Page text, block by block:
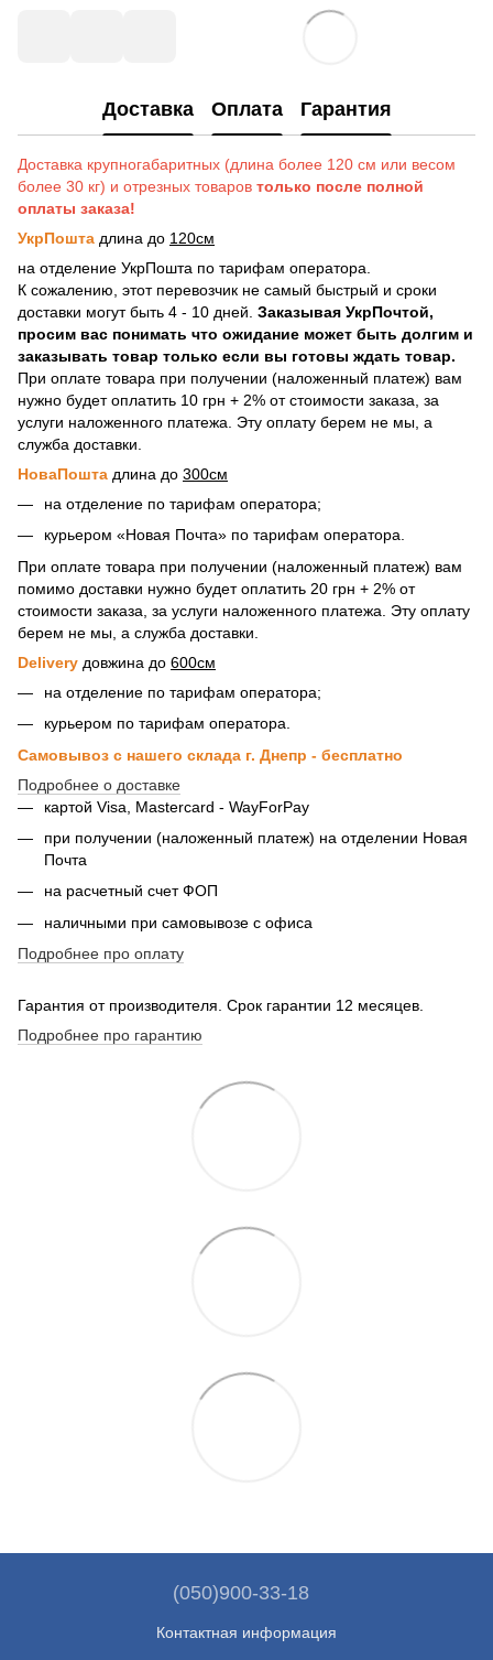
Доставка Оплата Гарантия
Доставка крупногабаритных (длина более 120 см или весом
более 30 кг) и отрезных товаров только после полной
оплаты заказа!
УкрПошта длина до 120см
на отделение УкрПошта по тарифам оператора.
К сожалению, этот перевозчик не самый быстрый и сроки
доставки могут быть 4 - 10 дней. Заказывая УкрПочтой,
просим вас понимать что ожидание может быть долгим и
заказывать товар только если вы готовы ждать товар.
При оплате товара при получении (наложенный платеж) вам
нужно будет оплатить 10 грн + 2% от стоимости заказа, за
услуги наложенного платежа. Эту оплату берем не мы, а
служба доставки.
НоваПошта длина до 300см
на отделение по тарифам оператора;
курьером «Новая Почта» по тарифам оператора.
При оплате товара при получении (наложенный платеж) вам
помимо доставки нужно будет оплатить 20 грн + 2% от
стоимости заказа, за услуги наложенного платежа. Эту оплату
берем не мы, а служба доставки.
Delivery довжина до 600см
на отделение по тарифам оператора;
курьером по тарифам оператора.
Самовывоз с нашего склада г. Днепр - бесплатно
Подробнее о доставке
картой Visa, Mastercard - WayForPay
при получении (наложенный платеж) на отделении Новая
Почта
на расчетный счет ФОП
наличными при самовывозе с офиса
Подробнее про оплату
Гарантия от производителя. Срок гарантии 12 месяцев.
Подробнее про гарантию
(050)900-33-18
Контактная информация